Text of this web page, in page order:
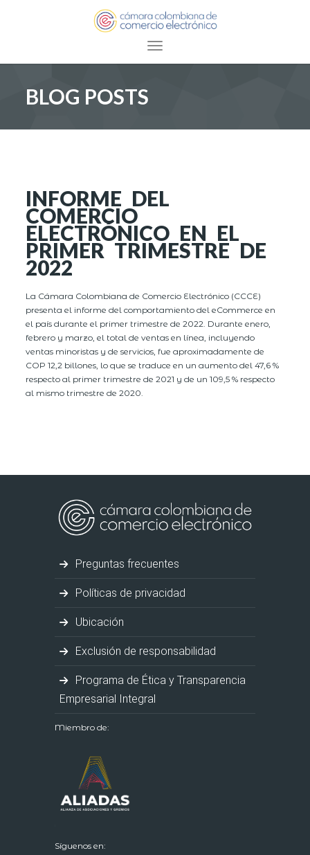
Toggle navigation
BLOG POSTS
INFORME DEL
COMERCIO
ELECTRÓNICO EN EL
PRIMER TRIMESTRE DE
2022
La Cámara Colombiana de Comercio Electrónico (CCCE)
presenta el informe del comportamiento del eCommerce en
el país durante el primer trimestre de 2022. Durante enero,
febrero y marzo, el total de ventas en línea, incluyendo
ventas minoristas y de servicios, fue aproximadamente de
COP 12,2 billones, lo que se traduce en un aumento del 47,6 %
respecto al primer trimestre de 2021 y de un 109,5 % respecto
al mismo trimestre de 2020.
Preguntas frecuentes
Políticas de privacidad
Ubicación
Exclusión de responsabilidad
Programa de Ética y Transparencia
Empresarial Integral
Miembro de:
Síguenos en: